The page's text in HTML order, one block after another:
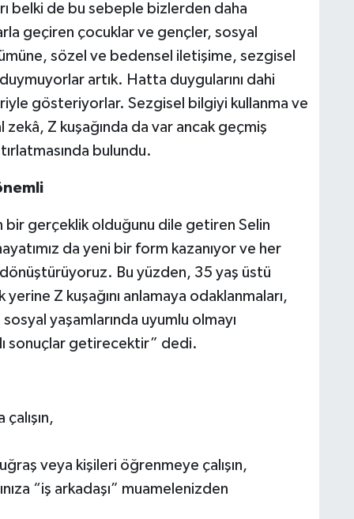
belki de bu sebeple bizlerden daha
geçiren çocuklar ve gençler, sosyal
sözel ve bedensel iletişime, sezgisel
artık. Hatta duygularını dahi
gösteriyorlar. Sezgisel bilgiyi kullanma ve
Z kuşağında da var ancak geçmiş
bulundu.
bir gerçeklik olduğunu dile getiren Selin
da yeni bir form kazanıyor ve her
Bu yüzden, 35 yaş üstü
yerine Z kuşağını anlamaya odaklanmaları,
yaşamlarında uyumlu olmayı
sonuçlar getirecektir” dedi.
çalışın,
veya kişileri öğrenmeye çalışın,
“iş arkadaşı” muamelenizden